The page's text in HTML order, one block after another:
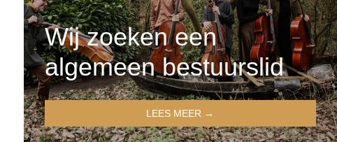
Wij zoeken een
algemeen bestuurslid
LEES MEER →